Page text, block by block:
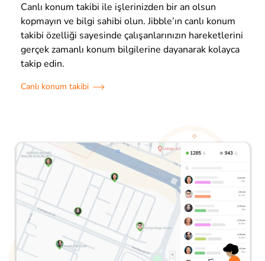
Canlı konum takibi ile işlerinizden bir an olsun
kopmayın ve bilgi sahibi olun. Jibble’ın canlı konum
takibi özelliği sayesinde çalışanlarınızın hareketlerini
gerçek zamanlı konum bilgilerine dayanarak kolayca
takip edin.
Canlı konum takibi